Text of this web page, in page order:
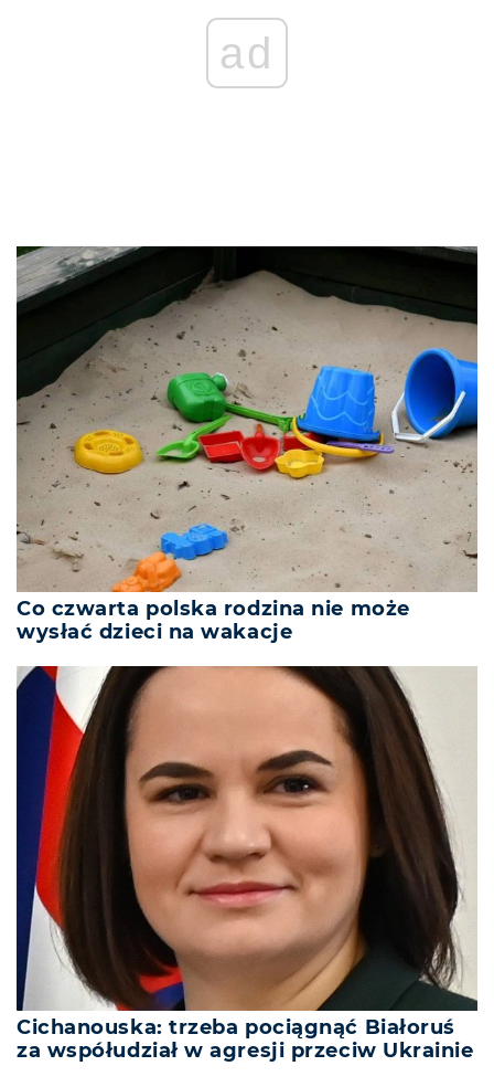
ad
Co czwarta polska rodzina nie może
wysłać dzieci na wakacje
Cichanouska: trzeba pociągnąć Białoruś
za współudział w agresji przeciw Ukrainie